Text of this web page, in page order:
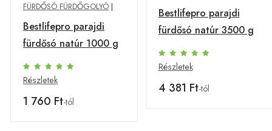
FÜRDŐSÓ FÜRDŐGOLYÓ |
Bestlifepro parajdi
fürdősó natúr 1000 g
Részletek
1 760 Ft-tól
Bestlifepro parajdi
fürdősó natúr 3500 g
Részletek
4 381 Ft-tól